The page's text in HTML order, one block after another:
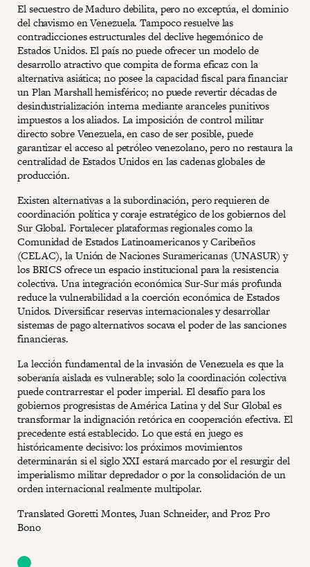
El secuestro de Maduro debilita, pero no exceptúa, el dominio
del chavismo en Venezuela. Tampoco resuelve las
contradicciones estructurales del declive hegemónico de
Estados Unidos. El país no puede ofrecer un modelo de
desarrollo atractivo que compita de forma eficaz con la
alternativa asiática; no posee la capacidad fiscal para financiar
un Plan Marshall hemisférico; no puede revertir décadas de
desindustrialización interna mediante aranceles punitivos
impuestos a los aliados. La imposición de control militar
directo sobre Venezuela, en caso de ser posible, puede
garantizar el acceso al petróleo venezolano, pero no restaura la
centralidad de Estados Unidos en las cadenas globales de
producción.
Existen alternativas a la subordinación, pero requieren de
coordinación política y coraje estratégico de los gobiernos del
Sur Global. Fortalecer plataformas regionales como la
Comunidad de Estados Latinoamericanos y Caribeños
(CELAC), la Unión de Naciones Suramericanas (UNASUR) y
los BRICS ofrece un espacio institucional para la resistencia
colectiva. Una integración económica Sur-Sur más profunda
reduce la vulnerabilidad a la coerción económica de Estados
Unidos. Diversificar reservas internacionales y desarrollar
sistemas de pago alternativos socava el poder de las sanciones
financieras.
La lección fundamental de la invasión de Venezuela es que la
soberanía aislada es vulnerable; solo la coordinación colectiva
puede contrarrestar el poder imperial. El desafío para los
gobiernos progresistas de América Latina y del Sur Global es
transformar la indignación retórica en cooperación efectiva. El
precedente está establecido. Lo que está en juego es
históricamente decisivo: los próximos movimientos
determinarán si el siglo XXI estará marcado por el resurgir del
imperialismo militar depredador o por la consolidación de un
orden internacional realmente multipolar.
Translated Goretti Montes, Juan Schneider, and Proz Pro
Bono